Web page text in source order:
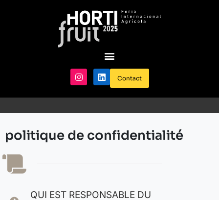
Contact
politique de confidentialité
QUI EST RESPONSABLE DU